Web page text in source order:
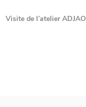
Visite de l’atelier ADJAO